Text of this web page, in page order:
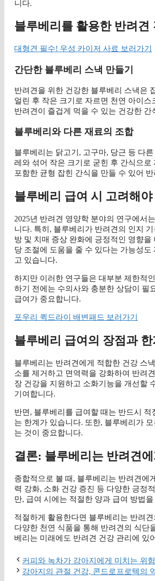
니다.
블루베리를 활용한 반려견
대형견 필수! 우성 카이저 사료 보러가기
간단한 블루베리 스낵 만들기
반려견을 위한 건강한 블루베리 스낵은
얼린 후 작은 크기로 자르면 천연 아이
반려견이 즐겁게 먹을 수 있는 건강한
블루베리와 다른 재료의 조합
블루베리는 닭고기, 고구마, 당근 등 다
레와 섞어 작은 크기로 굳힌 후 간식으
포함한 균형 잡힌 간식을 만들 수 있어
블루베리 급여 시 고려해
2025년 반려견 영양학 분야의 연구에서
니다. 특히, 블루베리가 반려견의 인지
방 및 치매 증상 완화에 긍정적인 영향
당 조절에 도움을 줄 수 있다는 가능성
고 있습니다.
하지만 이러한 연구들은 대부분 제한적
하기 전에는 수의사와 충분한 상담이 필
급여가 중요합니다.
포우리 퀵드라이 배변패드 보러가기
블루베리 급여의 장점과
블루베리는 반려견에게 적합한 건강 스
소를 제거하고 면역력을 강화하여 반려
장 건강을 지원하고 소화기능을 개선할
기여합니다.
반면, 블루베리를 급여할 때는 반드시
는 한계가 있습니다. 또한, 블루베리가
는 것이 중요합니다.
결론: 블루베리는 반려견
종합적으로 볼 때, 블루베리는 반려견에
력 강화, 소화 건강 증진 등 다양한 긍정
만, 급여 시에는 적절한 양과 급여 방법
적절하게 활용한다면 블루베리는 반려
다양한 천연 식품을 통해 반려견의 식단
베리는 미래에도 반려견 건강 관리에 있
커피와 녹차가 강아지에게 미치는 위
강아지의 관절 건강, 콘드로프로텍의